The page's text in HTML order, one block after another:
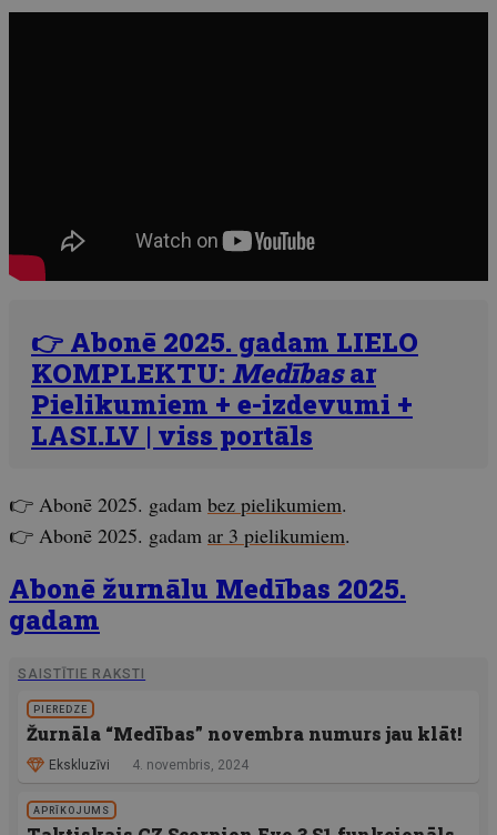
👉 Abonē 2025. gadam LIELO
KOMPLEKTU: Medībasar
Pielikumiem + e-izdevumi +
LASI.LV | viss portāls
👉 Abonē 2025. gadam bez pielikumiem.
👉 Abonē 2025. gadam ar 3 pielikumiem.
Abonē žurnālu Medības 2025.
gadam
SAISTĪTIE RAKSTI
PIEREDZE
Žurnāla “Medības” novembra numurs jau klāt!
Ekskluzīvi 4. novembris, 2024
APRĪKOJUMS